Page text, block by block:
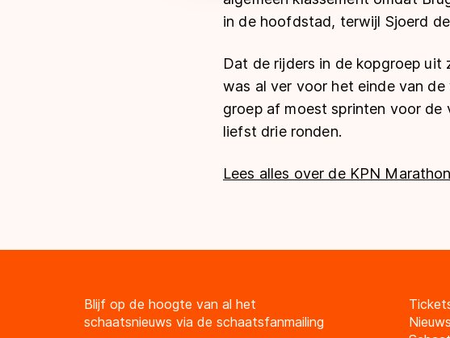
in de hoofdstad, terwijl Sjoerd
Dat de rijders in de kopgroep uit
was al ver voor het einde van
groep af moest sprinten voor de
liefst drie ronden.
Lees alles over de KPN
Blijf op de hoogte van al het
schaatsnieuws via de schaatsfanmailing